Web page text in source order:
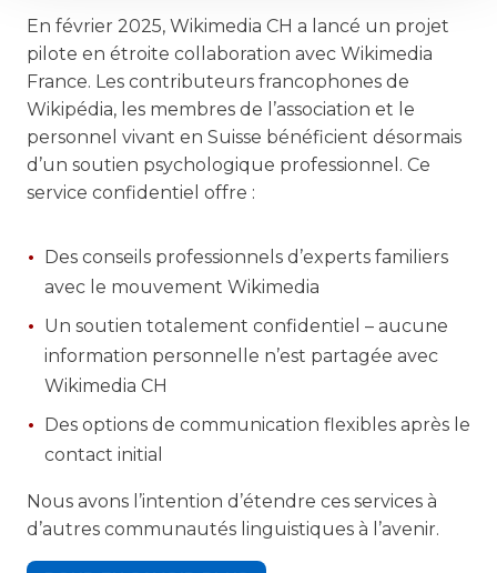
En février 2025, Wikimedia CH a lancé un projet
pilote en étroite collaboration avec Wikimedia
France. Les contributeurs francophones de
Wikipédia, les membres de l’association et le
personnel vivant en Suisse bénéficient désormais
d’un soutien psychologique professionnel. Ce
service confidentiel offre :
Des conseils professionnels d’experts familiers
avec le mouvement Wikimedia
Un soutien totalement confidentiel – aucune
information personnelle n’est partagée avec
Wikimedia CH
Des options de communication flexibles après le
contact initial
Nous avons l’intention d’étendre ces services à
d’autres communautés linguistiques à l’avenir.